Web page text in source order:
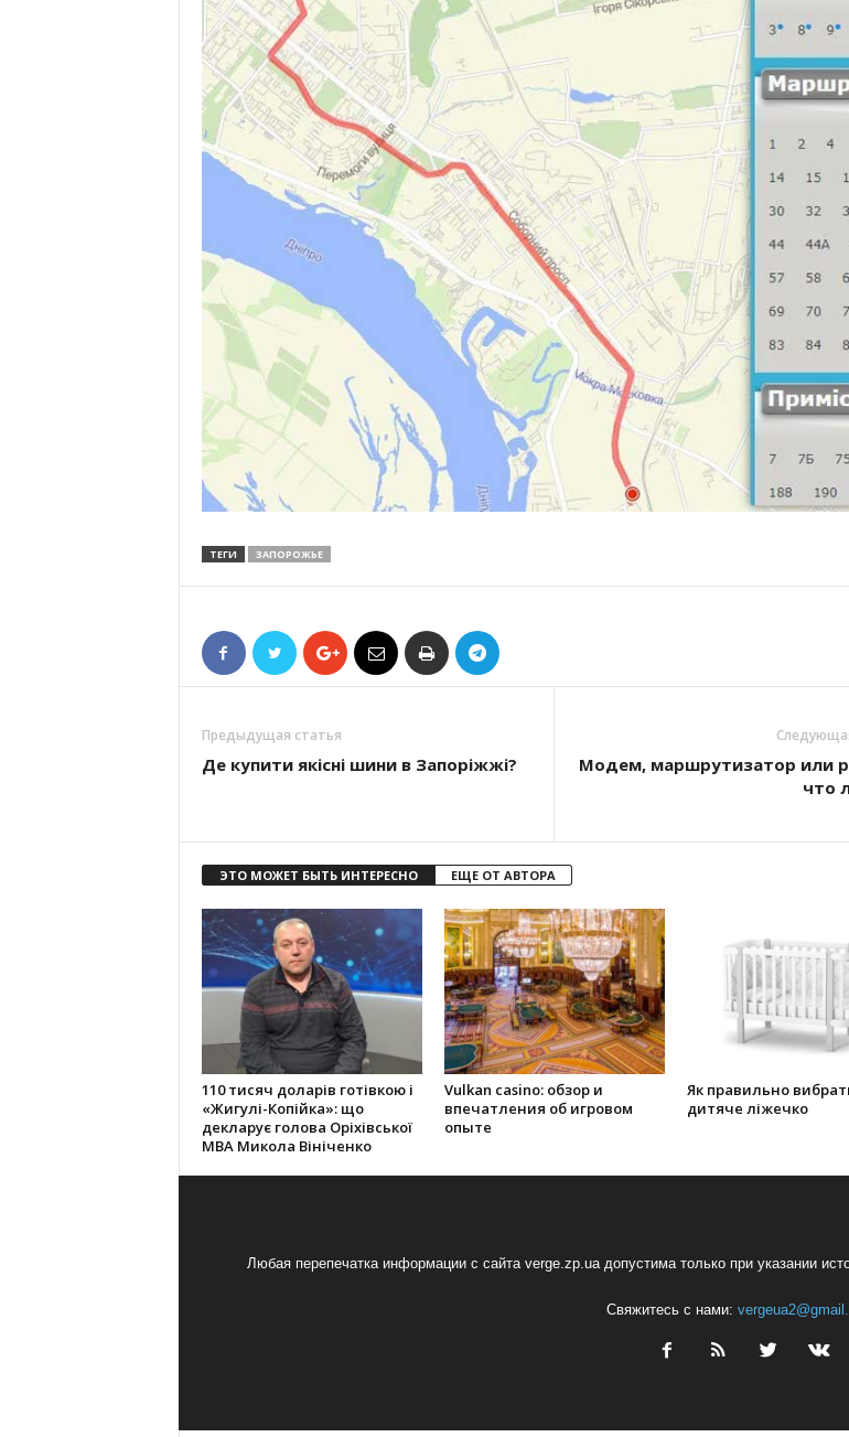
ТЕГИ ЗАПОРОЖЬЕ
Предыдущая статья
Де купити якісні шини в Запоріжжі?
Модем, маршрутизатор или
что
ЭТО МОЖЕТ БЫТЬ ИНТЕРЕСНО ЕЩЕ ОТ АВТОРА
110 тисяч доларів готівкою і
«Жигулі-Копійка»: що
декларує голова Оріхівської
МВА Микола Вініченко
Vulkan casino: обзор и
впечатления об игровом
опыте
Як правильно
дитяче ліжечко
Любая перепечатка информации с сайта verge.zp.ua допустима только при указании
Свяжитесь с нами: